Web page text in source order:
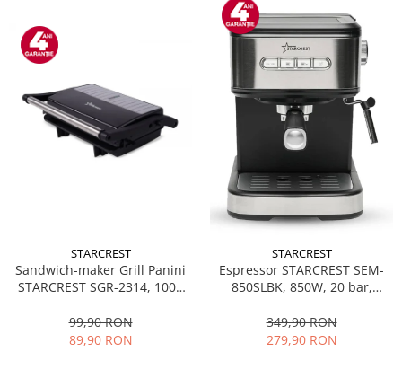
STARCREST
Sandwich-maker Grill Panini
STARCREST SGR-2314, 1000
Deschidere 180°, Suprafata
de gatire 23 x 14 cm, Negru
99,90 RON
89,90 RON
STARCREST
Espressor STARCREST SEM-
850SLBK, 850W, 20 bar,
dispozitiv spumare, filtru
dublu din inox, Negru/Inox
349,90 RON
279,90 RON